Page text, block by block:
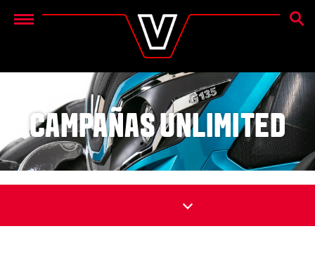
Menu
CAMPAÑAS UNLIMITED